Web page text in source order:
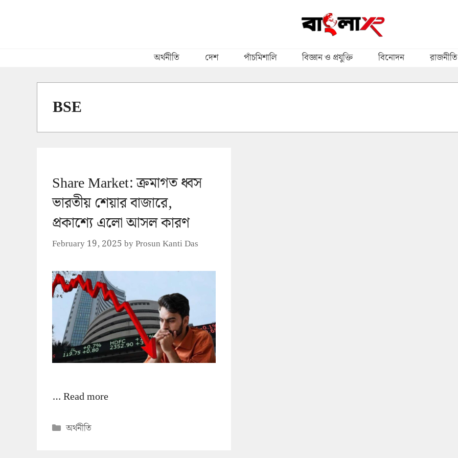
অর্থনীতি দেশ পাঁচমিশালি বিজ্ঞান ও প্রযুক্তি বিনোদন রাজনীতি
BSE
Share Market: ক্রমাগত ধ্বস
ভারতীয় শেয়ার বাজারে,
প্রকাশ্যে এলো আসল কারণ
February 19, 2025byProsun Kanti Das
…Read more
Categories
অর্থনীতি